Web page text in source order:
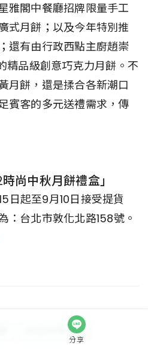
雅閣中餐廳招牌限量手工
式月餅；以及今年特別推
還有由行政西點主廚趙崇
精品級創意巧克力月餅。不
月餅，還是揉合各新潮口
賓客的多元送禮需求，傳
尚中秋月餅禮盒」
日起至9月10日接受提貨
：台北市敦化北路158號。
2022中秋禮盒
分享